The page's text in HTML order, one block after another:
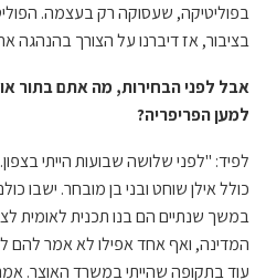
בפוליטיקה, שעסוקה רק בעצמה.
בציבור, אז דיברנו על הצורך בהנהגה
אבל לפני הבחירות, מה אתם בתור
למען הפריפריה?
לפיד: "לפני שלושה שבועות הייתי
כולל אילן שוחט ובני בן מובחר. ישבו
במשך שנתיים הם בנו תכנית לאומית
המדינה, ואף אחד אפילו לא אמר להם
עוד בתקופה שהייתי במשרד האוצר.